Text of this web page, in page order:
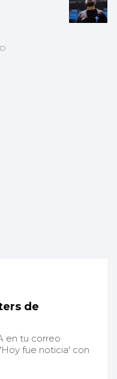
de
en tu correo
fue noticia' con